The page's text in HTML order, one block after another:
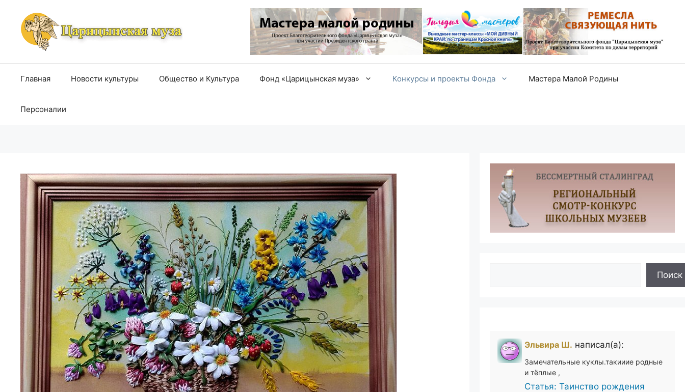
содержимому
Главная Новости культуры Общество и Культура Фонд «Царицынская муза» Конкурсы и проекты Фонда Мастера Малой Родины
Персоналии
Поиск
Эльвира Ш. написал(а):
Замечательные куклы.такииие родные
и тёплые ,
Статья: Таинство рождения